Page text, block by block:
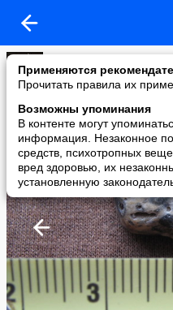
Применяются
Прочитать правила их
Возможны упоминания
В контенте могут
информация. Незаконное
средств, психотропных
вред здоровью, их
установленную
HenoceDa Че
added a photo
16 Nov в 11:22